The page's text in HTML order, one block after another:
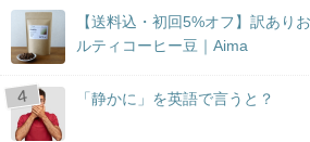
【送料込・初回5%オフ】訳あり
ルティコーヒー豆｜Aima
「静かに」を英語で言うと？